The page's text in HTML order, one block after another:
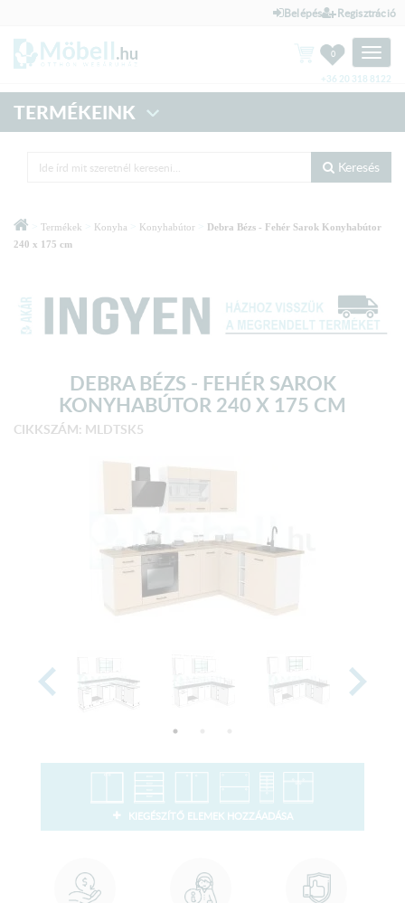
Belépés Regisztráció
Toggle
0
+36 20 318 8122
TERMÉKEINK
Keresés
Termékek Konyha Konyhabútor
Debra Bézs - Fehér Sarok Konyhabútor
240 x 175 cm
DEBRA BÉZS - FEHÉR SAROK
KONYHABÚTOR 240 X 175 CM
CIKKSZÁM: MLDTSK5
KIEGÉSZÍTŐ ELEMEK HOZZÁADÁSA